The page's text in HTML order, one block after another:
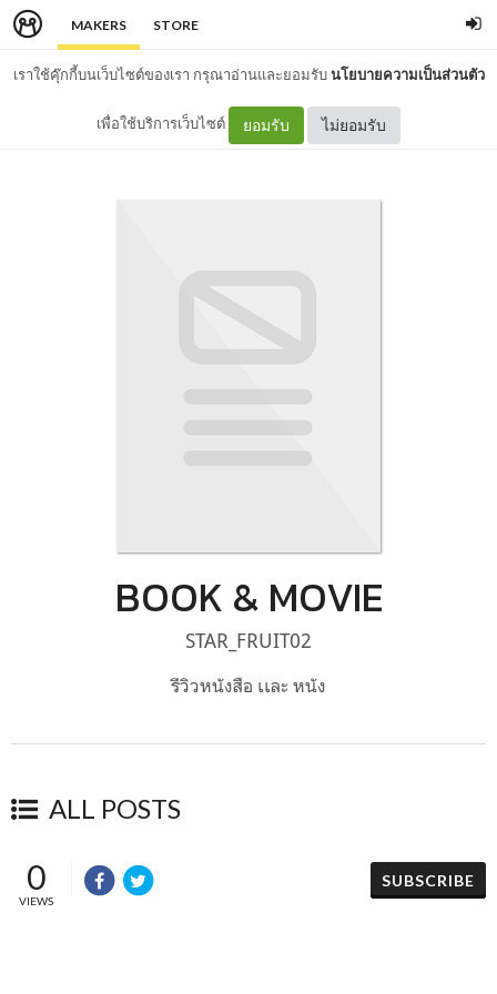
MAKERS STORE
เราใช้คุ๊กกี้บนเว็บไซต์ของเรา กรุณาอ่านและยอมรับนโยบายความเป็นส่วนตัว
เพื่อใช้บริการเว็บไซต์ ยอมรับ ไม่ยอมรับ
BOOK & MOVIE
STAR_FRUIT02
รีวิวหนังสือ เเละ หนัง
ALL POSTS
0
VIEWS
SUBSCRIBE